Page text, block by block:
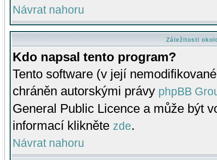
Návrat nahoru
Záležitosti
Kdo napsal tento program?
Tento software (v její
chráněn autorskými právy phpBB
General Public Licence a může být
informací klikněte zde.
Návrat nahoru